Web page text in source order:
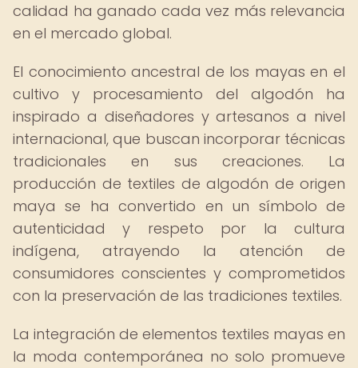
calidad ha ganado cada vez más relevancia
en el mercado global.
El conocimiento ancestral de los mayas en el
cultivo y procesamiento del algodón ha
inspirado a diseñadores y artesanos a nivel
internacional, que buscan incorporar técnicas
tradicionales en sus creaciones. La
producción de textiles de algodón de origen
maya se ha convertido en un símbolo de
autenticidad y respeto por la cultura
indígena, atrayendo la atención de
consumidores conscientes y comprometidos
con la preservación de las tradiciones textiles.
La integración de elementos textiles mayas en
la moda contemporánea no solo promueve